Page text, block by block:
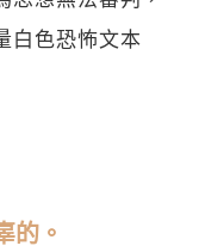
白色恐怖文本
的。